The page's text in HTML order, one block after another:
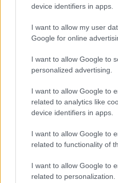
device identifiers in apps.
I want to allow my user
Google for online
I want to allow Google to
personalized advertising.
I want to allow Google to
related to analytics like
device identifiers in apps.
I want to allow Google to
related to functionality of
I want to allow Google to
related to personalization.